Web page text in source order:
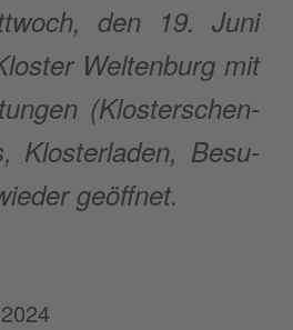
den 19. Juni
Wel­ten­burg mit
(Klos­ter­schen­
Klos­ter­la­den, Besu­
geöffnet.